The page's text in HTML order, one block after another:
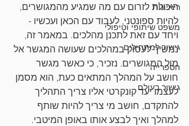
ריאיונות
משפט שיתופי וטיפולי
גישור למתחילים
הספרייה
גישור בעולם
היכולת לזרום עם מה שמגיע מהמגושרים,
להיות ספונטני, לעבוד עם הכאן ועכשיו -
ויחד עם זאת לתכנן מהלכים. במאמר זה,
נמשיך לעסוק במהלכים שעושה המגשר אל
מול המגושרים. נזכיר, כי כאשר מגשר
חושב על המהלך המתאים כעת, הוא מסמן
לעצמו יעד קונקרטי אליו צריך התהליך
להתקדם, חושב מי צריך להיות שותף
למהלך ואיך לבצע אותו באופן המיטבי.